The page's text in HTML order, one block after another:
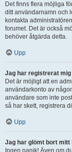
Det finns flera möjliga
ditt användarnamn och
kontakta
forumet. Det är också
behöver åtgärda detta.
Upp
Jag har registrerat
Det är möjligt att en
användarkonto av
användare som inte
så har skett, registrera
Upp
Jag har glömt bort mitt
Ingen panik! Även om